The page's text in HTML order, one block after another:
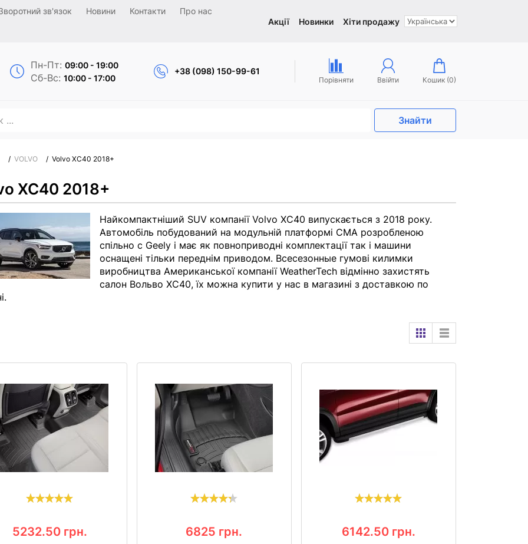
зв'язок Новини Контакти
Про нас
Акції
Новинки Хіти продажу
Пн-Пт: 09:00 - 19:00
Сб-Вс: 10:00 - 17:00
+38 (098) 150-99-61
Порівняти Ввійти Кошик (0)
Знайти
/ VOLVO / Volvo XC40 2018+
XC40 2018+
Найкомпактніший SUV компанії Volvo XC40 випускається з 2018 року.
Автомобіль побудований на модульній платформі CMA розробленою
спільно c Geely і має як повноприводні комплектації так і машини
оснащені тільки переднім приводом. Всесезонные гумові килимки
виробництва Американської компанії WeatherTech відмінно захистять
салон Вольво ХС40, їх можна купити у нас в магазині з доставкою по
5232.50 грн. 6825 грн. 6142.50 грн.